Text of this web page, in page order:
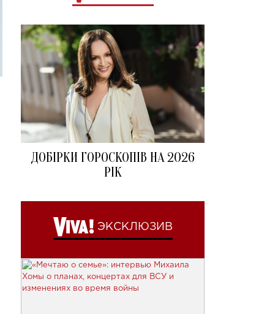
ДОБІРКИ ГОРОСКОПІВ НА 2026
РІК
ЭКСКЛЮЗИВ